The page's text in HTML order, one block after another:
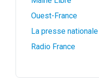
Ouest-France
La presse nationale
Radio France